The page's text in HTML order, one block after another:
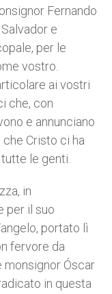
Fernando
e
per le
vostro.
ai vostri
che, con
e annunciano
che Cristo ci ha
le genti.
in
per il suo
portato lì
fervore da
monsignor Óscar
in questa